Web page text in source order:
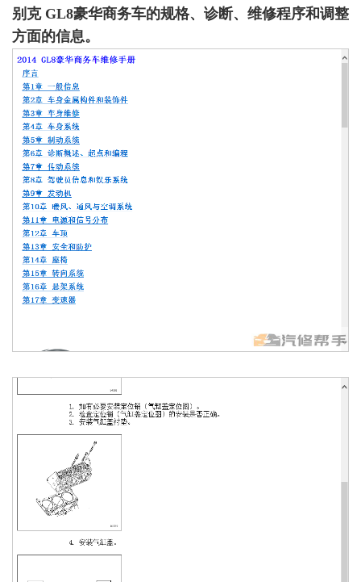
别克 GL8豪华商务车的规格、诊断、维修程序和调整
方面的信息。